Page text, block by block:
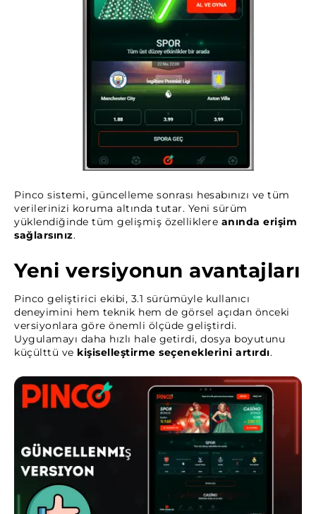
Pinco sistemi, güncelleme sonrası hesabınızı ve tüm
verilerinizi koruma altında tutar. Yeni sürüm
yüklendiğinde tüm gelişmiş özelliklere anında erişim
sağlarsınız.
Yeni versiyonun avantajları
Pinco geliştirici ekibi, 3.1 sürümüyle kullanıcı
deneyimini hem teknik hem de görsel açıdan önceki
versiyonlara göre önemli ölçüde geliştirdi.
Uygulamayı daha hızlı hale getirdi, dosya boyutunu
küçülttü ve kişiselleştirme seçeneklerini artırdı.